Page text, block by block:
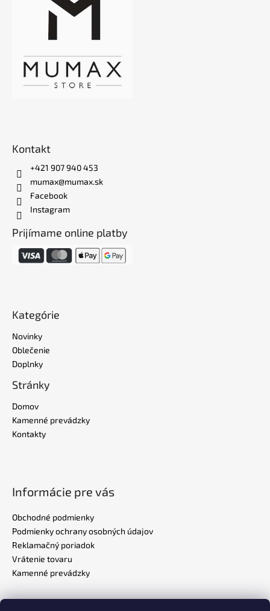
Kontakt
+421 907 940 453
mumax@mumax.sk
Facebook
Instagram
Prijímame online platby
Kategórie
Novinky
Oblečenie
Doplnky
Stránky
Domov
Kamenné prevádzky
Kontakty
Informácie pre vás
Obchodné podmienky
Podmienky ochrany osobných údajov
Reklamačný poriadok
Vrátenie tovaru
Kamenné prevádzky